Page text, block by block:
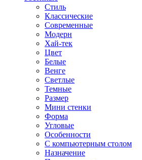
Стиль
Классические
Современные
Модерн
Хай-тек
Цвет
Белые
Венге
Светлые
Темные
Размер
Мини стенки
Форма
Угловые
Особенности
С компьютерным столом
Назначение